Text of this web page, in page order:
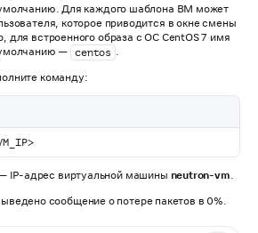
Для каждого шаблона ВМ может
которое приводится в окне смены
для встроенного образа с ОС CentOS 7 имя
— centos .
команду:
IP-адрес виртуальной машины neutron-vm
сообщение о потере пакетов в 0%.